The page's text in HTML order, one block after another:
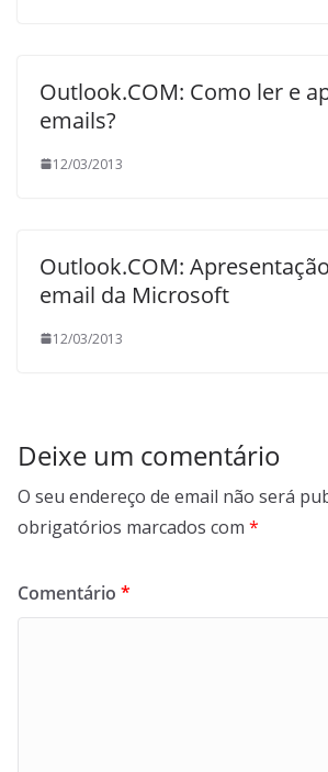
Outlook.COM: Como ler e
emails?
12/03/2013
Outlook.COM:
email da Microsoft
12/03/2013
Deixe um comentário
O seu endereço de email não será
obrigatórios marcados com *
Comentário *